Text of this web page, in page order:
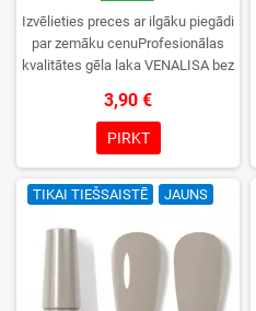
Izvēlieties preces ar ilgāku piegādi
par zemāku cenuProfesionālas
kvalitātes gēla laka VENALISA bez
krāsu izvēle, lieliska sacietēšana
UV/LED lampās un ilgstoša
noturība. Katrs flakons iepakots
kastītē – pirmo reizi to atvērsiet
tikai jūs.
3,90 €
PIRKT
TIKAI TIEŠSAISTĒ JAUNS